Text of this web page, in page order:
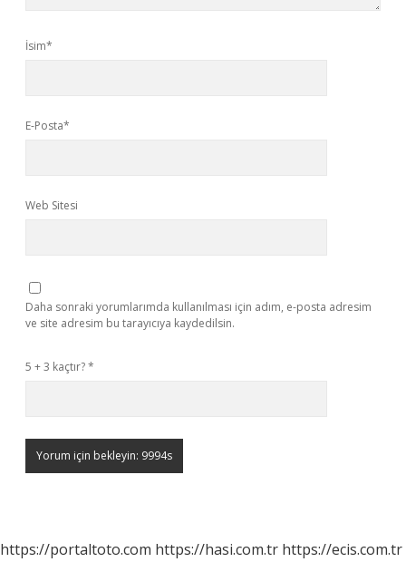
İsim*
E-Posta*
Web Sitesi
Daha sonraki yorumlarımda kullanılması için adım, e-posta adresim
ve site adresim bu tarayıcıya kaydedilsin.
5 + 3 kaçtır?*
https://portaltoto.com https://hasi.com.tr https://ecis.com.tr